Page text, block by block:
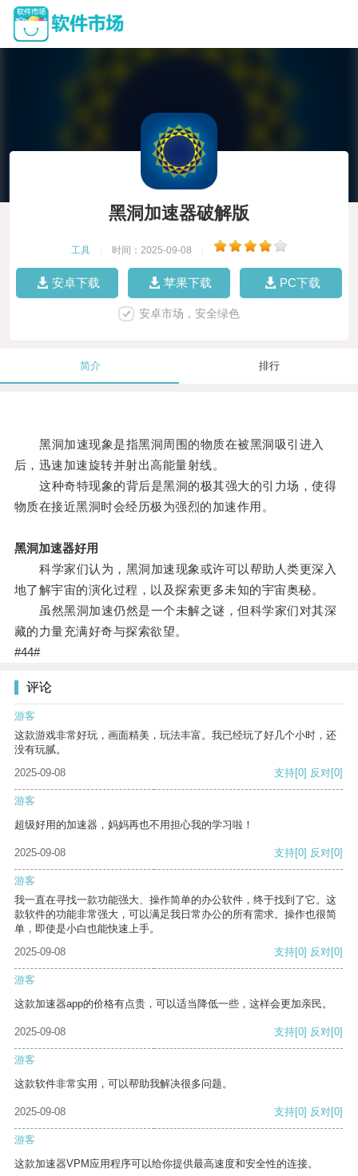
黑洞加速器破解版
工具 时间：2025-09-08
安卓下载 苹果下载 PC下载
安卓市场，安全绿色
简介 排行
黑洞加速现象是指黑洞周围的物质在被黑洞吸引进入
后，迅速加速旋转并射出高能量射线。
这种奇特现象的背后是黑洞的极其强大的引力场，使得
物质在接近黑洞时会经历极为强烈的加速作用。
黑洞加速器好用
科学家们认为，黑洞加速现象或许可以帮助人类更深入
地了解宇宙的演化过程，以及探索更多未知的宇宙奥秘。
虽然黑洞加速仍然是一个未解之谜，但科学家们对其深
藏的力量充满好奇与探索欲望。
#44#
评论
游客
这款游戏非常好玩，画面精美，玩法丰富。我已经玩了好几个小时，还
没有玩腻。
2025-09-08
支持[0] 反对[0]
游客
超级好用的加速器，妈妈再也不用担心我的学习啦！
2025-09-08 支持[0] 反对[0]
游客
我一直在寻找一款功能强大、操作简单的办公软件，终于找到了它。这
款软件的功能非常强大，可以满足我日常办公的所有需求。操作也很简
单，即使是小白也能快速上手。
2025-09-08
支持[0] 反对[0]
游客
这款加速器app的价格有点贵，可以适当降低一些，这样会更加亲民。
2025-09-08 支持[0] 反对[0]
游客
这款软件非常实用，可以帮助我解决很多问题。
2025-09-08 支持[0] 反对[0]
游客
这款加速器VPM应用程序可以给你提供最高速度和安全性的连接。